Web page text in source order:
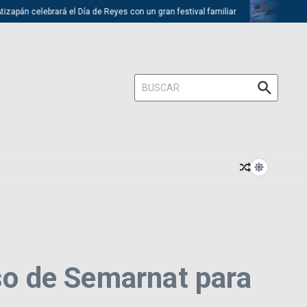
celebrará el Día de Reyes con un gran festival familiar Trump
Buscar:
de Semarnat para